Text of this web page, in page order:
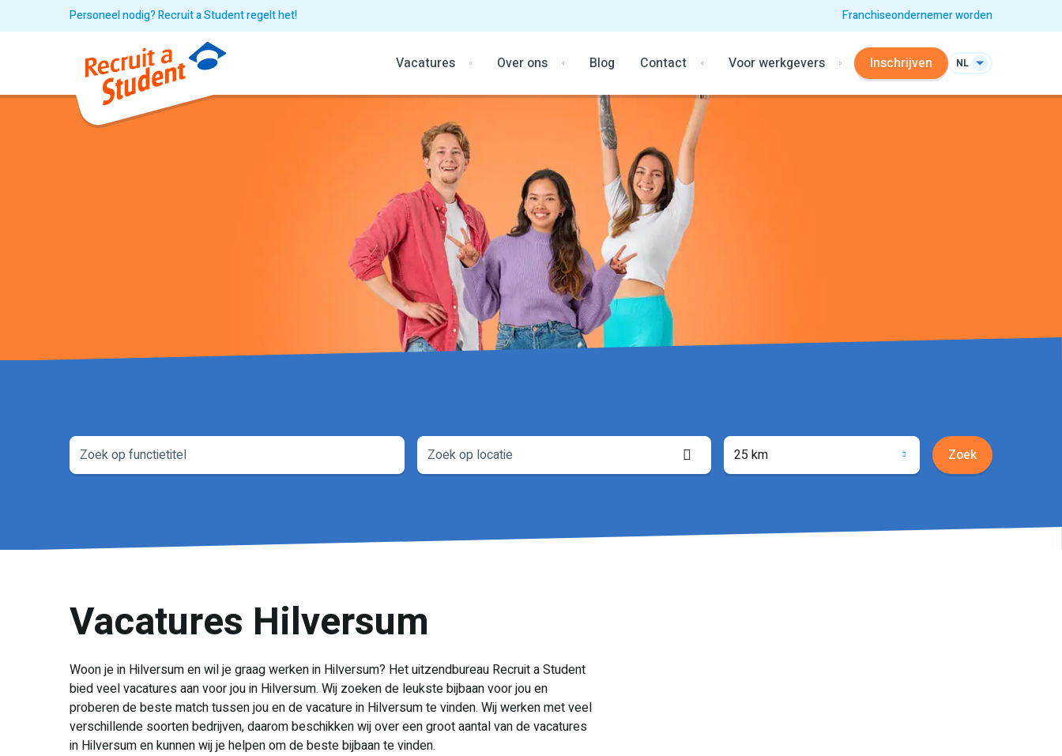
Personeel nodig? Recruit a Student regelt het! Franchiseondernemer worden
Vacatures Over ons Blog Contact Voor werkgevers Inschrijven NL
Locatie
ophalen
25 km Zoek
Vacatures Hilversum
Woon je in Hilversum en wil je graag werken in Hilversum? Het uitzendbureau Recruit a Student
bied veel vacatures aan voor jou in Hilversum. Wij zoeken de leukste bijbaan voor jou en
proberen de beste match tussen jou en de vacature in Hilversum te vinden. Wij werken met veel
verschillende soorten bedrijven, daarom beschikken wij over een groot aantal van de vacatures
in Hilversum en kunnen wij je helpen om de beste bijbaan te vinden.